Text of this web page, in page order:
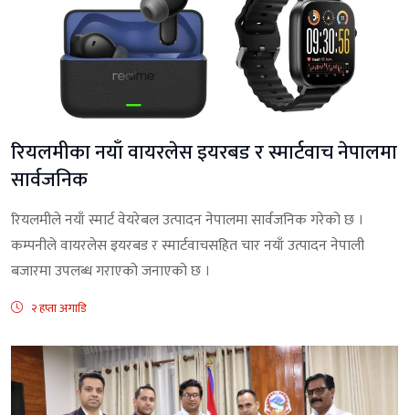
रियलमीका नयाँ वायरलेस इयरबड र स्मार्टवाच नेपालमा
सार्वजनिक
रियलमीले नयाँ स्मार्ट वेयरेबल उत्पादन नेपालमा सार्वजनिक गरेको छ ।
कम्पनीले वायरलेस इयरबड र स्मार्टवाचसहित चार नयाँ उत्पादन नेपाली
बजारमा उपलब्ध गराएको जनाएको छ ।
२ हप्ता अगाडि